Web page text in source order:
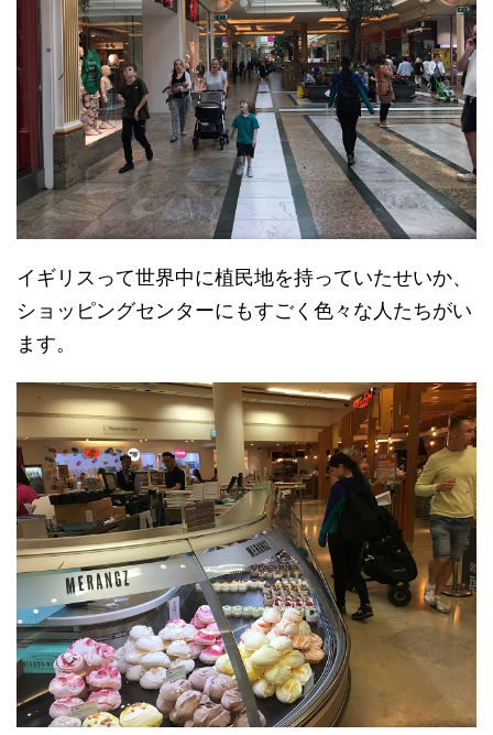
イギリスって世界中に植民地を持っていたせいか、
ショッピングセンターにもすごく色々な人たちがい
ます。